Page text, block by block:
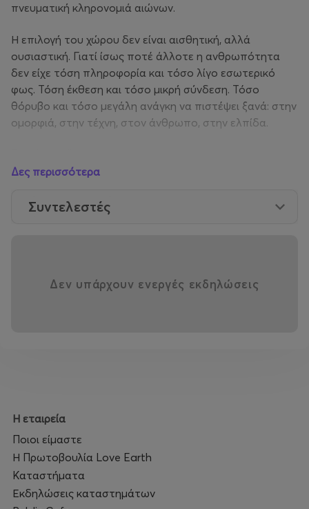
πνευματική κληρονομιά αιώνων.
Η επιλογή του χώρου δεν είναι αισθητική, αλλά
ουσιαστική. Γιατί ίσως ποτέ άλλοτε η ανθρωπότητα
δεν είχε τόση πληροφορία και τόσο λίγο εσωτερικό
φως. Τόση έκθεση και τόσο μικρή σύνδεση. Τόσο
θόρυβο και τόσο μεγάλη ανάγκη να πιστέψει ξανά: στην
ομορφιά, στην τέχνη, στον άνθρωπο, στην ελπίδα.
DAPHNE VALENTE / DEUX HOMMES / STELIOS
Upcoming Talent: ATHANASIOS VASILEIADES
του χαρακτήρα.Όλα τα έσοδα από τα εισιτήρια της
Δες περισσότερα
Συντελεστές
Δεν υπάρχουν ενεργές εκδηλώσεις
Η εταιρεία
Ποιοι είμαστε
Η Πρωτοβουλία Love Earth
Καταστήματα
Εκδηλώσεις καταστημάτων